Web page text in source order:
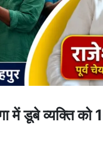
डूबे व्यक्ति को